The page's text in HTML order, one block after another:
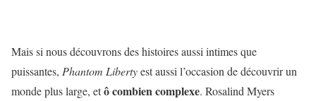
Mais si nous découvrons des histoires aussi intimes que
puissantes, Phantom Libertyest aussi l’occasion de découvrir un
monde plus large, etô combien complexe. Rosalind Myers